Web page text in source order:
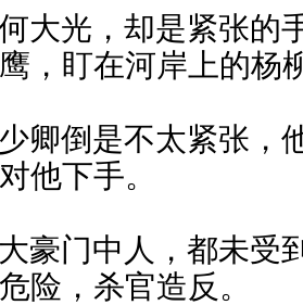
大光，却是紧张的
，盯在河岸上的杨
卿倒是不太紧张，
他下手。
豪门中人，都未受
险，杀官造反。